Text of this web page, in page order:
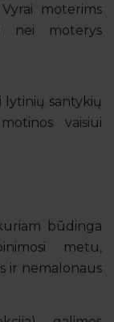
moterims
nei moterys
lytinių santykių
vaisiui
būdinga
metu,
ir nemalonaus